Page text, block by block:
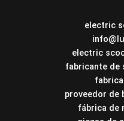
electric
electric
fabricante de
proveedor de
fábrica de